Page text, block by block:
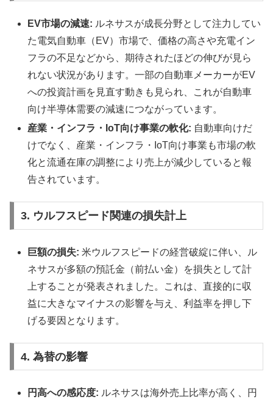
EV市場の減速: ルネサスが成長分野として注力してい
た電気自動車（EV）市場で、価格の高さや充電イン
フラの不足などから、期待されたほどの伸びが見ら
れない状況があります。一部の自動車メーカーがEV
への投資計画を見直す動きも見られ、これが自動車
向け半導体需要の減速につながっています。
産業・インフラ・IoT向け事業の軟化: 自動車向けだ
けでなく、産業・インフラ・IoT向け事業も市場の軟
化と流通在庫の調整により売上が減少していると報
告されています。
3. ウルフスピード関連の損失計上
巨額の損失: 米ウルフスピードの経営破綻に伴い、ル
ネサスが多額の預託金（前払い金）を損失として計
上することが発表されました。これは、直接的に収
益に大きなマイナスの影響を与え、利益率を押し下
げる要因となります。
4. 為替の影響
円高への感応度: ルネサスは海外売上比率が高く、円